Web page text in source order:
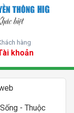
hàng
khoản
- Thuộc